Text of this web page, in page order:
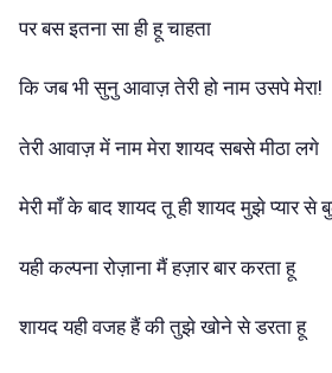
पर बस इतना सा ही हू चाहता
कि जब भी सुनु आवाज़ तेरी हो नाम उसपे मेरा!
तेरी आवाज़ में नाम मेरा शायद सबसे मीठा लगे
मेरी माँ के बाद शायद तू ही शायद मुझे प्यार से
यही कल्पना रोज़ाना मैं हज़ार बार करता हू
शायद यही वजह हैं की तुझे खोने से डरता हू